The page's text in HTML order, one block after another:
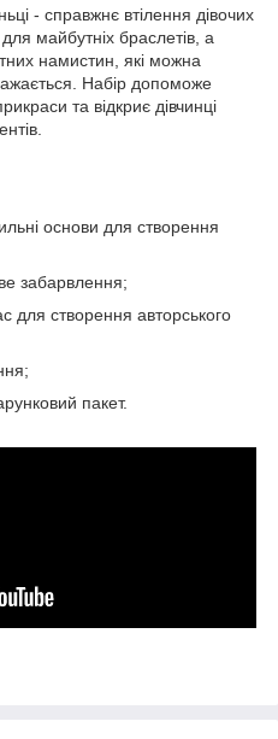
- справжнє втілення дівочих
майбутніх браслетів, а
намистин, які можна
Набір допоможе
та відкриє дівчинці
основи для створення
забарвлення;
для створення авторського
пакет.